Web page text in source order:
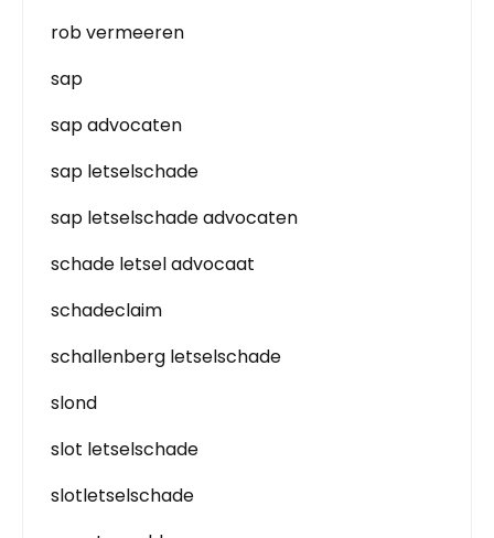
rob vermeeren
sap
sap advocaten
sap letselschade
sap letselschade advocaten
schade letsel advocaat
schadeclaim
schallenberg letselschade
slond
slot letselschade
slotletselschade